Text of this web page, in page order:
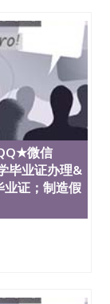
微信
毕业证办理&
业证；制造假